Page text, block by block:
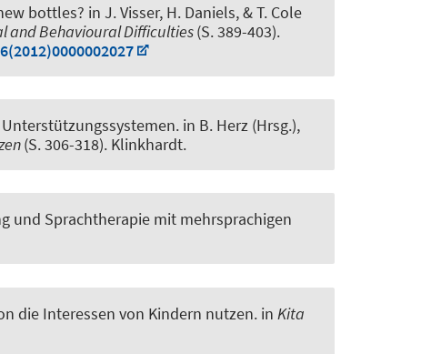
bottles? in J. Visser, H. Daniels, & T. Cole
and Behavioural Difficulties(S. 389-403).
. in B. Herz (Hrsg.),
(S. 306-318). Klinkhardt.
und Sprachtherapie mit mehrsprachigen
die Interessen von Kindern nutzen. in Kita